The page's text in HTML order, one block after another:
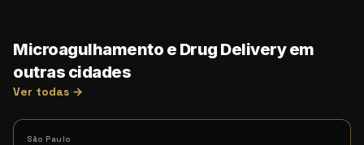
Microagulhamento e Drug Delivery em
outras cidades
Ver todas →
São Paulo